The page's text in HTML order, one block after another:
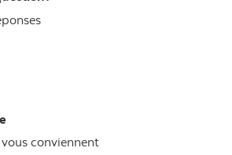
conviennent